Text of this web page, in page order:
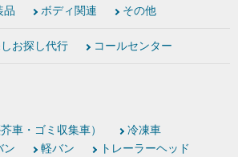
品 ボディ関連 その他
お探し代行 コールセンター
車・ゴミ収集車）
冷凍車
ン 軽バン
トレーラーヘッド